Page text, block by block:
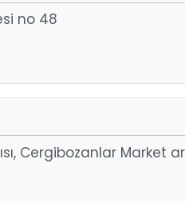
no 48
Cergibozanlar Market